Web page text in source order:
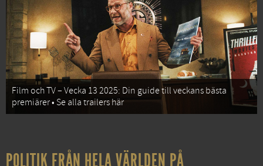
Film och TV – Vecka 13 2025: Din guide till veckans bästa
premiärer • Se alla trailers här
POLITIK FRÅN HELA VÄRLDEN PÅ